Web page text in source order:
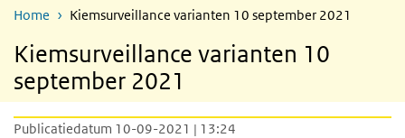
Home Kiemsurveillance varianten 10 september 2021
Kiemsurveillance varianten 10
september 2021
Publicatiedatum 10-09-2021 | 13:24